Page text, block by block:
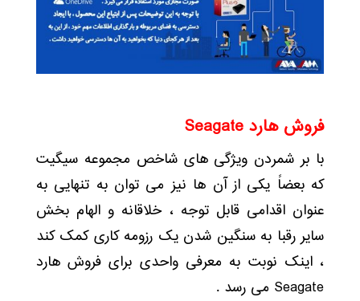
فروش هاردSeagate
با بر شمردن ویژگی های شاخص مجموعه سیگیت
که بعضاً یکی از آن ها نیز می توان به تنهایی به
عنوان اقدامی قابل توجه ، خلاقانه و الهام بخش
سایر رقبا به سنگین شدن یک رزومه کاری کمک کند
، اینک نوبت به معرفی واحدی برای فروش هارد
Seagate می رسد .